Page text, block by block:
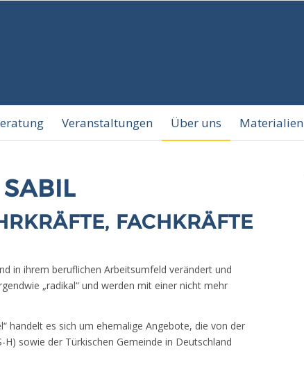
Veranstaltungen Über uns Materialien
FACHKRÄFTE
in ihrem beruflichen Arbeitsumfeld verändert und
„radikal“ und werden mit einer nicht mehr
handelt es sich um ehemalige Angebote, die von der
H) sowie der Türkischen Gemeinde in Deutschland